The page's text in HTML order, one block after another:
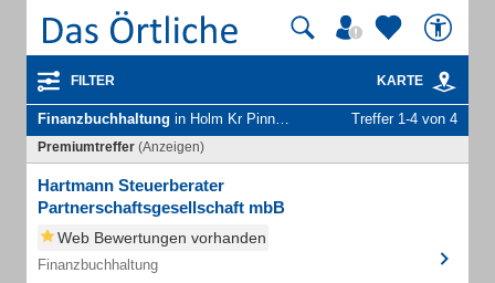
FILTER KARTE
Finanzbuchhaltung in Holm Kr Pinneberg Treffer 1-4 von 4
Premiumtreffer (Anzeigen)
Hartmann Steuerberater
Partnerschaftsgesellschaft mbB
Web Bewertungen vorhanden
Finanzbuchhaltung